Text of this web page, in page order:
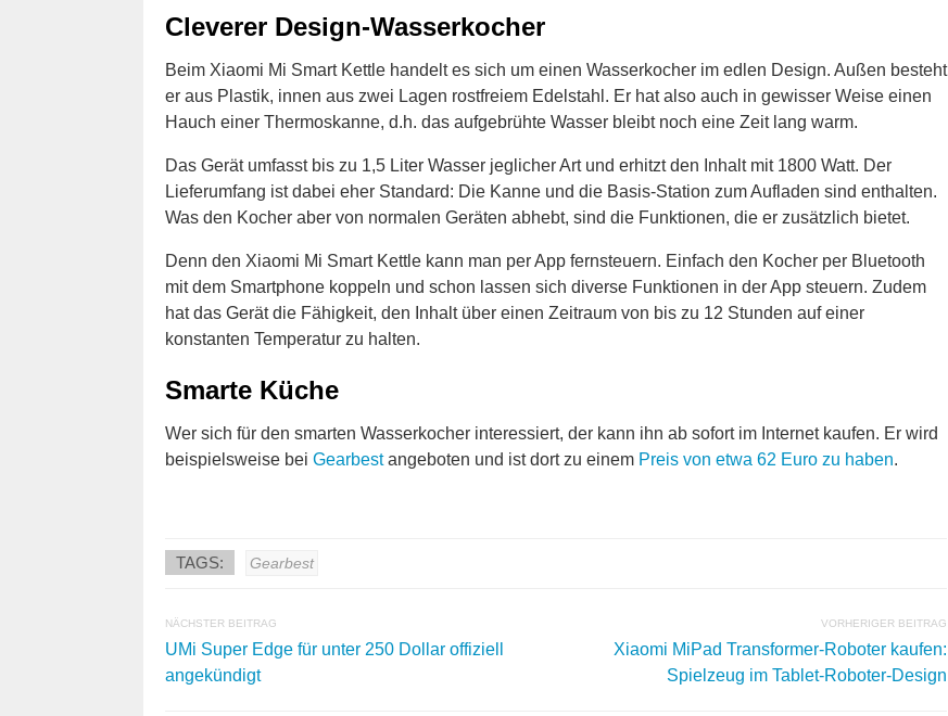
Cleverer Design-Wasserkocher
Beim Xiaomi Mi Smart Kettle handelt es sich um einen Wasserkocher im edlen Design. Außen besteht
er aus Plastik, innen aus zwei Lagen rostfreiem Edelstahl. Er hat also auch in gewisser Weise einen
Hauch einer Thermoskanne, d.h. das aufgebrühte Wasser bleibt noch eine Zeit lang warm.
Das Gerät umfasst bis zu 1,5 Liter Wasser jeglicher Art und erhitzt den Inhalt mit 1800 Watt. Der
Lieferumfang ist dabei eher Standard: Die Kanne und die Basis-Station zum Aufladen sind enthalten.
Was den Kocher aber von normalen Geräten abhebt, sind die Funktionen, die er zusätzlich bietet.
Denn den Xiaomi Mi Smart Kettle kann man per App fernsteuern. Einfach den Kocher per Bluetooth
mit dem Smartphone koppeln und schon lassen sich diverse Funktionen in der App steuern. Zudem
hat das Gerät die Fähigkeit, den Inhalt über einen Zeitraum von bis zu 12 Stunden auf einer
konstanten Temperatur zu halten.
Smarte Küche
Wer sich für den smarten Wasserkocher interessiert, der kann ihn ab sofort im Internet kaufen. Er wird
beispielsweise bei Gearbestangeboten und ist dort zu einem Preis von etwa 62 Euro zu haben.
TAGS: Gearbest
NÄCHSTER BEITRAG
UMi Super Edge für unter 250 Dollar offiziell
angekündigt
VORHERIGER BEITRAG
Xiaomi MiPad Transformer-Roboter kaufen:
Spielzeug im Tablet-Roboter-Design